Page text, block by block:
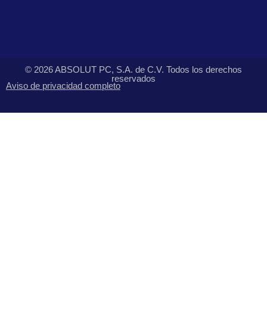
© 2026 ABSOLUT PC, S.A. de C.V. Todos los derechos
reservados
Aviso de privacidad completo